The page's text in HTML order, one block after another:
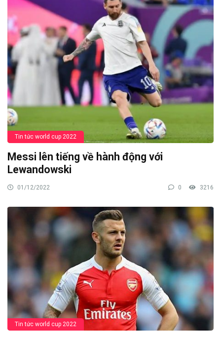
Tin tức world cup 2022
Messi lên tiếng về hành động với
Lewandowski
01/12/2022 0 3216
Tin tức world cup 2022